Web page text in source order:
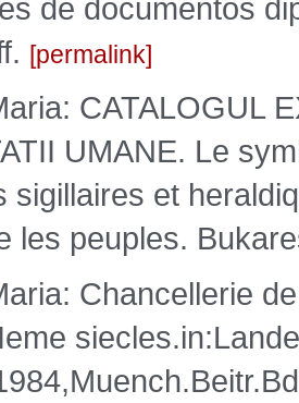
de documentos
permalink
CATALOGUL
UMANE. Le
sigillaires et
les peuples.
Chancellerie